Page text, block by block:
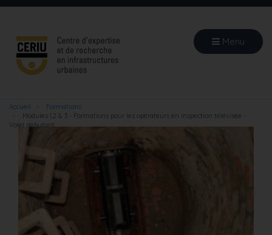
Aller
principal
Menu
Accueil
Formations
Modules I,2 & 3 - Formations pour les opérateurs en inspection télévisée -
Volet débutant